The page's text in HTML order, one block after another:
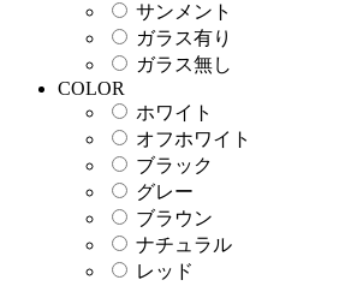
サンメント
ガラス有り
ガラス無し
COLOR
ホワイト
オフホワイト
ブラック
グレー
ブラウン
ナチュラル
レッド